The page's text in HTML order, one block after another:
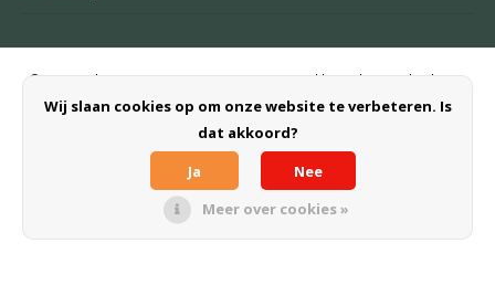
© Copyright 2026 Green Sweet B.V. - Powered byLightspeed- Theme
Shopmonkey
Wij slaan cookies op om onze website te verbeteren. Is
dat akkoord?
Ja
Nee
Meer over cookies »